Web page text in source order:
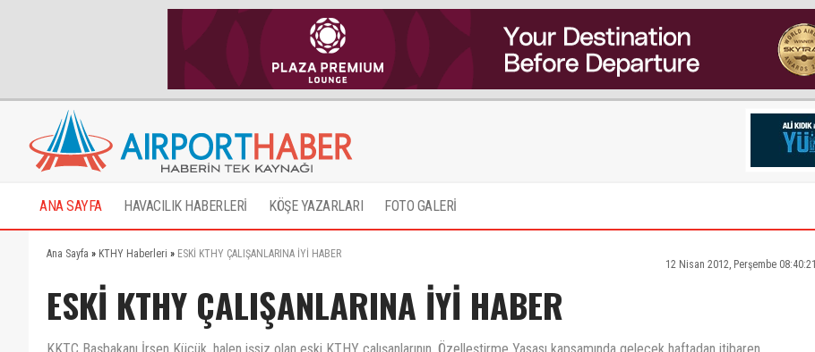
ANA SAYFA HAVACILIK HABERLERİ KÖŞE YAZARLARI FOTO GALERİ
Ana Sayfa » KTHY Haberleri » ESKİ KTHY ÇALIŞANLARINA İYİ HABER
12 Nisan 2012, Perşembe 08:40:21
ESKİ KTHY ÇALIŞANLARINA İYİ HABER